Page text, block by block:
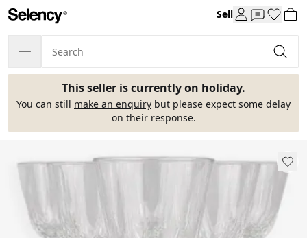
Sell
This seller is currently on holiday.
You can still make an enquiry but please expect some delay
on their response.